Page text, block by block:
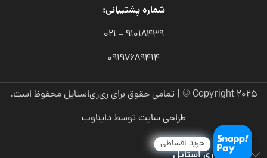
شماره پشتیبانی:
91018439 – 021
09197689414
Copyright 2025 © | تمامی حقوق برای ری‌ری‌استایل محفوظ است.
طراحی سایتتوسطدایناوب
خرید اقساطی